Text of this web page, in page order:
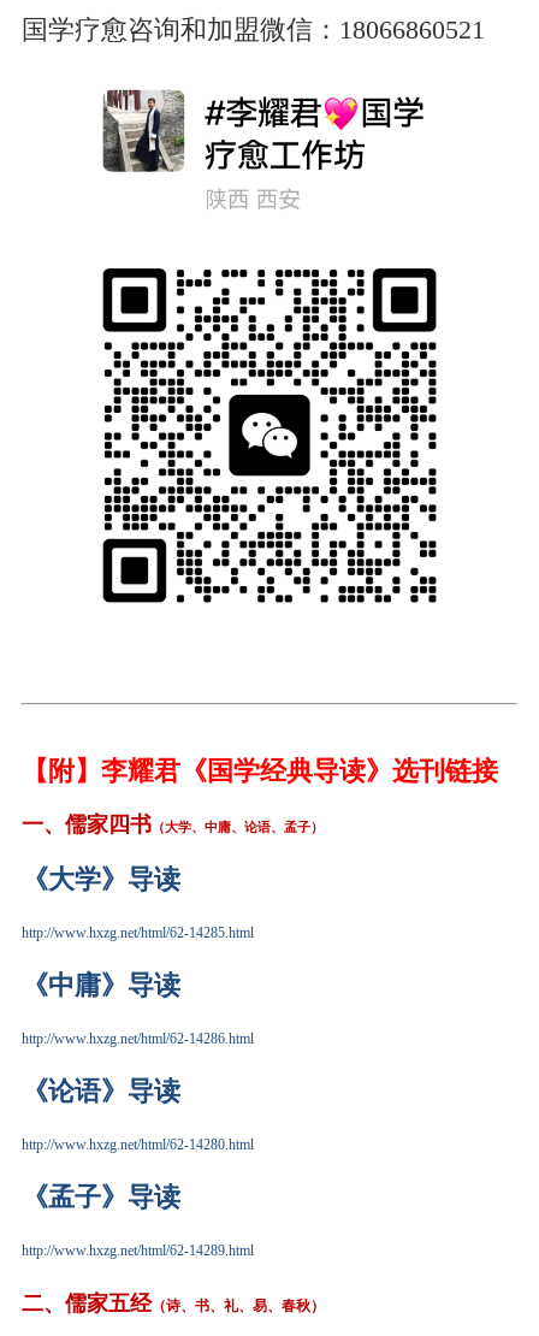
国学疗愈咨询和加盟微信：18066860521
【附】李耀君《国学经典导读》 选刊链接
一、儒家四书（大学、中庸、论语、孟子）
《大学》导读
http://www.hxzg.net/html/62-14285.html
《中庸》导读
http://www.hxzg.net/html/62-14286.html
《论语》导读
http://www.hxzg.net/html/62-14280.html
《孟子》导读
http://www.hxzg.net/html/62-14289.html
二、儒家五经（诗、书、礼、易、春秋）